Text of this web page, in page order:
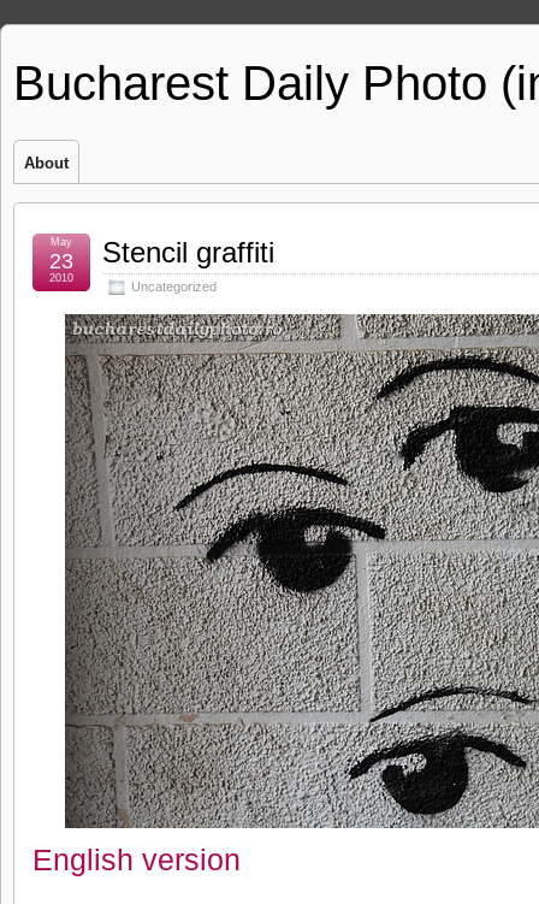
Bucharest Daily Photo
About
Stencil graffiti
Uncategorized
May
23
2010
English version